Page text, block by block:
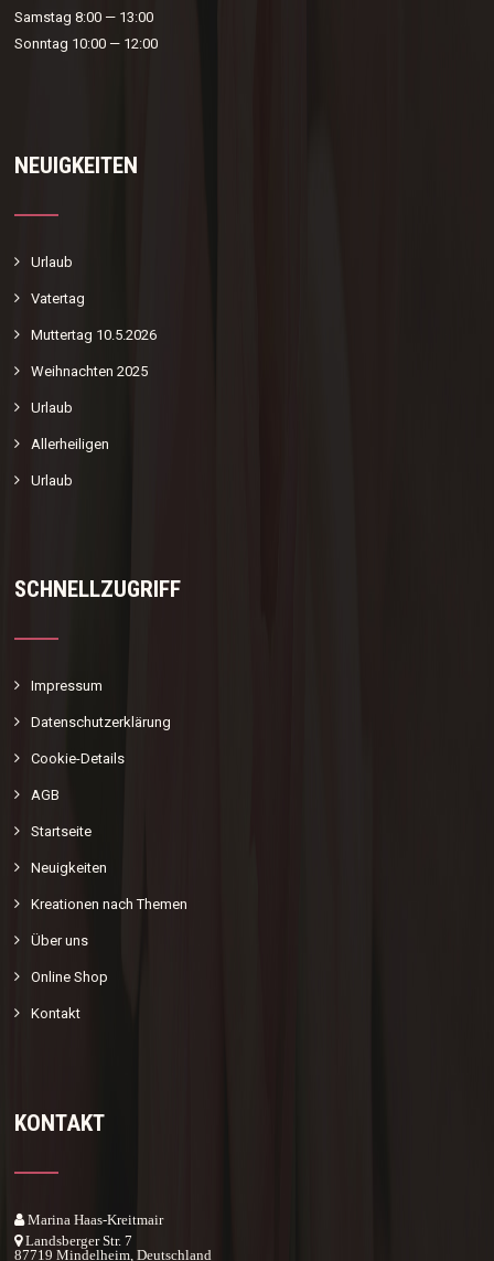
Samstag 8:00 — 13:00
Sonntag 10:00 — 12:00
NEUIGKEITEN
Urlaub
Vatertag
Muttertag 10.5.2026
Weihnachten 2025
Urlaub
Allerheiligen
Urlaub
SCHNELLZUGRIFF
Impressum
Datenschutzerklärung
Cookie-Details
AGB
Startseite
Neuigkeiten
Kreationen nach Themen
Über uns
Online Shop
Kontakt
KONTAKT
Marina Haas-Kreitmair
Landsberger Str. 7
87719 Mindelheim, Deutschland